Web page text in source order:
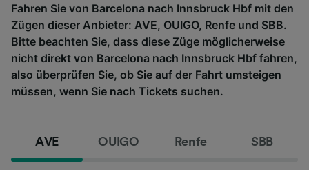
Fahren Sie von Barcelona nach Innsbruck Hbf mit den
Zügen dieser Anbieter: AVE, OUIGO, Renfe und SBB.
Bitte beachten Sie, dass diese Züge möglicherweise
nicht direkt von Barcelona nach Innsbruck Hbf fahren,
also überprüfen Sie, ob Sie auf der Fahrt umsteigen
müssen, wenn Sie nach Tickets suchen.
AVE OUIGO Renfe SBB